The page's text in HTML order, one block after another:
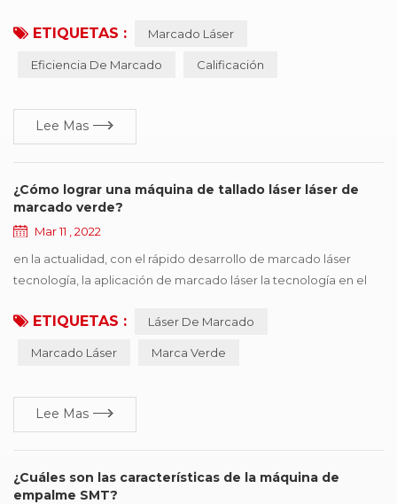
dividir en equipos en sí y materiales de procesamiento. por lo
ETIQUETAS : Marcado Láser
Eficiencia De Marcado Calificación
Lee Mas
¿Cómo lograr una máquina de tallado láser láser de
marcado verde?
Mar 11 , 2022
en la actualidad, con el rápido desarrollo de marcado láser
tecnología, la aplicación de marcado láser la tecnología en el
campos podemos ver la figura de la aplicación del láser , se
ETIQUETAS : Láser De Marcado
Marcado Láser Marca Verde
Lee Mas
¿Cuáles son las características de la máquina de
empalme SMT?